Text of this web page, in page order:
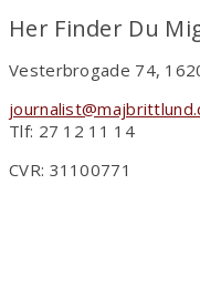
Her Finder Du
Vesterbrogade 74,
Tlf: 27 12 11 14
CVR: 31100771